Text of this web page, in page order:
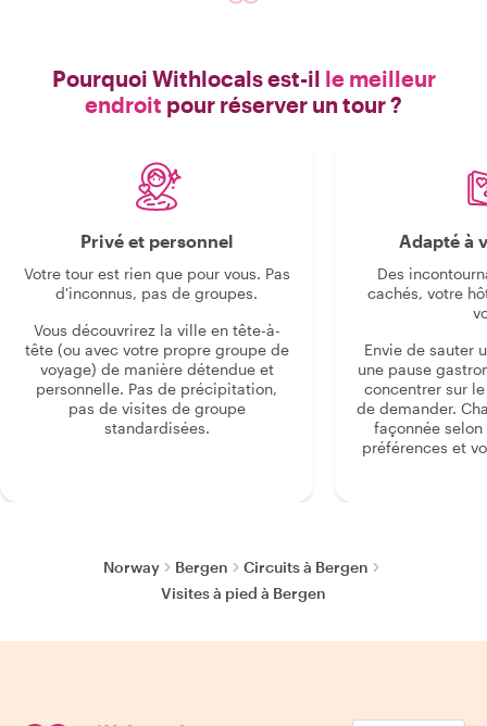
Pourquoi Withlocals est-il le meilleur
endroit pour réserver un tour ?
Privé et personnel
Votre tour est rien que pour vous. Pas
d'inconnus, pas de groupes.
Vous découvrirez la ville en tête-à-
tête (ou avec votre propre groupe de
voyage) de manière détendue et
personnelle. Pas de précipitation,
pas de visites de groupe
standardisées.
Adapté à
Des
cachés, votre
Envie de sauter
une pause
concentrer sur
de demander.
façonnée
préférences et
Norway Bergen
Circuits à Bergen
Visites à pied à Bergen